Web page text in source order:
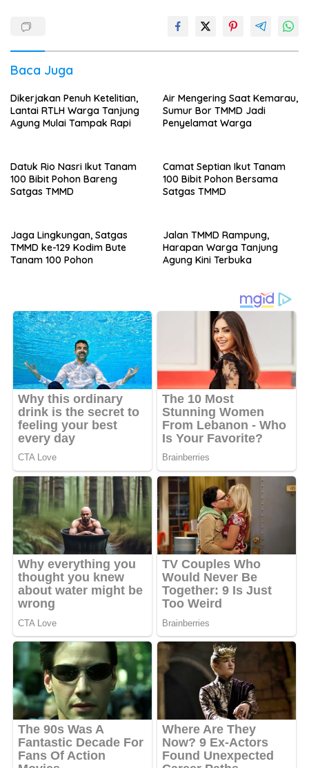
Baca Juga
Dikerjakan Penuh Ketelitian,
Lantai RTLH Warga Tanjung
Agung Mulai Tampak Rapi
Air Mengering Saat Kemarau,
Sumur Bor TMMD Jadi
Penyelamat Warga
Datuk Rio Nasri Ikut Tanam
100 Bibit Pohon Bareng
Satgas TMMD
Camat Septian Ikut Tanam
100 Bibit Pohon Bersama
Satgas TMMD
Jaga Lingkungan, Satgas
TMMD ke-129 Kodim Bute
Tanam 100 Pohon
Jalan TMMD Rampung,
Harapan Warga Tanjung
Agung Kini Terbuka